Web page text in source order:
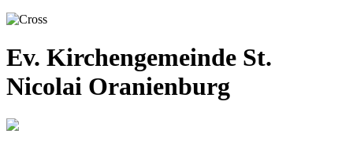
Ev. Kirchengemeinde St.
Nicolai Oranienburg